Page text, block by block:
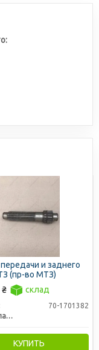
и заднего
(пр-во МТЗ)
₴ склад
70-1701382
МТЗ (Беларусь)
КУПИТЬ